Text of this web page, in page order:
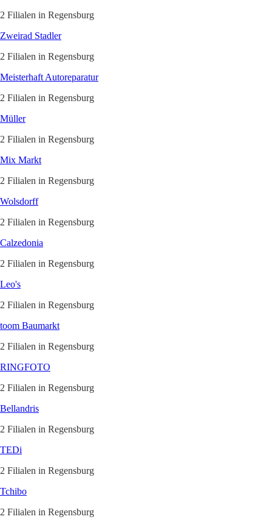
2 Filialen in Regensburg
Zweirad Stadler
2 Filialen in Regensburg
Meisterhaft Autoreparatur
2 Filialen in Regensburg
Müller
2 Filialen in Regensburg
Mix Markt
2 Filialen in Regensburg
Wolsdorff
2 Filialen in Regensburg
Calzedonia
2 Filialen in Regensburg
Leo's
2 Filialen in Regensburg
toom Baumarkt
2 Filialen in Regensburg
RINGFOTO
2 Filialen in Regensburg
Bellandris
2 Filialen in Regensburg
TEDi
2 Filialen in Regensburg
Tchibo
2 Filialen in Regensburg